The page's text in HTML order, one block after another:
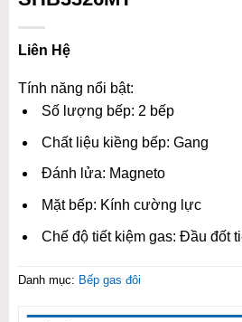
Liên Hệ
Tính năng nổi bật:
Số lượng bếp: 2 bếp
Chất liệu kiềng bếp: Gang
Đánh lửa: Magneto
Mặt bếp: Kính cường lực
Chế độ tiết kiệm gas: Đầu đốt
Danh mục: Bếp gas đôi